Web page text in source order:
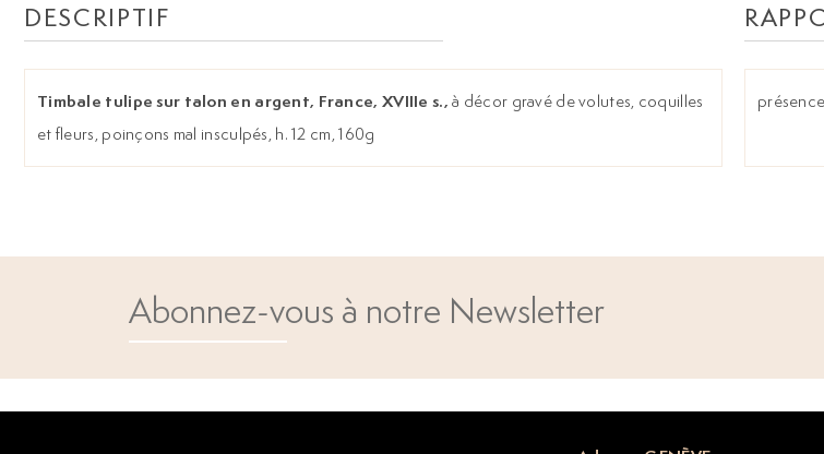
DESCRIPTIF
Timbale tulipe sur talon en argent, France, XVIIIe s., à décor gravé de volutes, coquilles
et fleurs, poinçons mal insculpés, h. 12 cm, 160g
Abonnez-vous à notre Newsletter